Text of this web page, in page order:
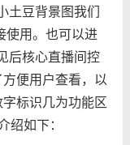
土豆背景图我们
使用。也可以进
后核心直播间控
便用户查看，以
标识几为功能区
绍如下：